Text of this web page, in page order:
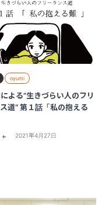
oyumi
よる”生きづらい人のフリ
道” 第１話「私の抱える
2021年4月27日